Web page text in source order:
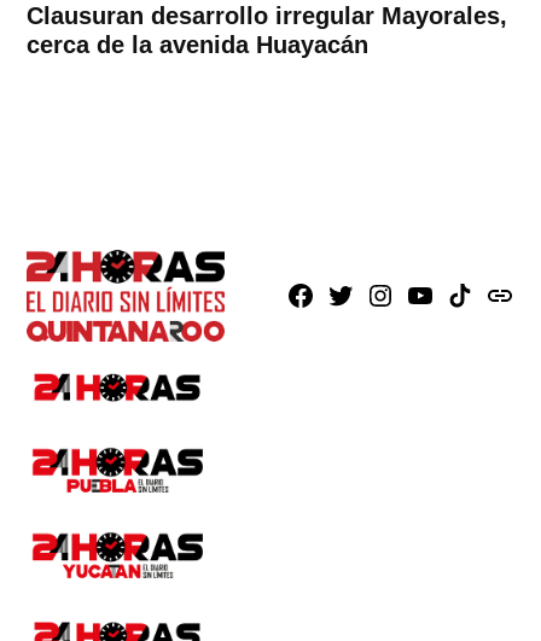
Clausuran desarrollo irregular Mayorales,
cerca de la avenida Huayacán
Facebook
X Instagram
YoutubeTikTokissuu